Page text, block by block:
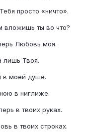
просто «ничто».
вложишь ты во что?
Любовь моя.
лишь Твоя.
в моей душе.
в ниглиже.
в твоих руках.
в твоих строках.